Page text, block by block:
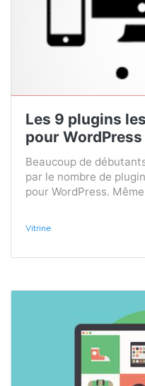
Les 9 plugins
pour
Beaucoup de
par le nombre de
pour WordPress.
Vitrine